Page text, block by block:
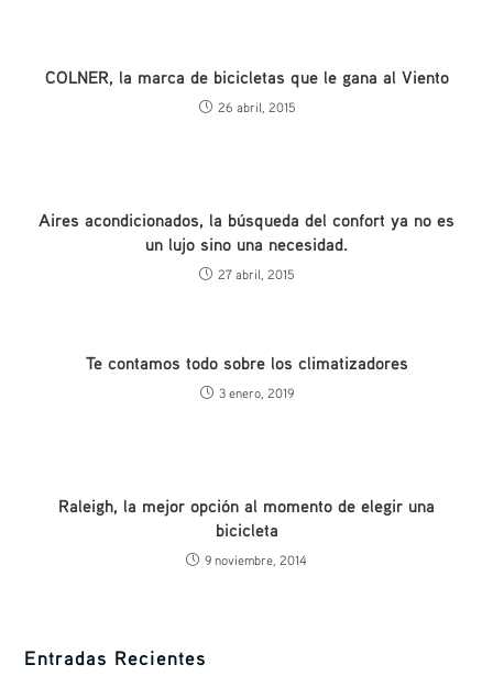
COLNER, la marca de bicicletas que le gana al Viento
26 abril, 2015
Aires acondicionados, la búsqueda del confort ya no es
un lujo sino una necesidad.
27 abril, 2015
Te contamos todo sobre los climatizadores
3 enero, 2019
Raleigh, la mejor opción al momento de elegir una
bicicleta
9 noviembre, 2014
Entradas Recientes